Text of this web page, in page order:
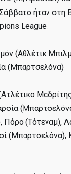
ήταν στη
League.
(Αθλέτικ
(Μπαρτσελόνα)
Πόρο (Τότεναμ),
(Μπαρτσελόνα),